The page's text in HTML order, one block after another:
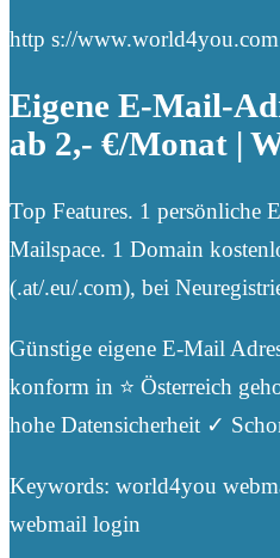
http s://www.world4you.com
Eigene E-Mail-
ab 2,- €/Monat |
Top Features. 1 persönliche
Mailspace. 1 Domain
(.at/.eu/.com), bei
Günstige eigene E-Mail
konform in ⭐️ Österreich
hohe Datensicherheit ✓
Keywords: world4you
webmail login